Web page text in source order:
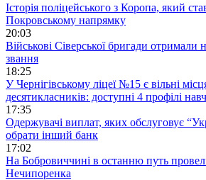
Історія поліцейського з Коропа, який
Покровському напрямку
20:03
Військові Сіверської бригади отримали
звання
18:25
У Чернігівському ліцеї №15 є вільні
десятикласників: доступні 4 профілі
17:35
Одержувачі виплат, яких обслуговує
обрати інший банк
17:02
На Бобровиччині в останню путь
Нечипоренка